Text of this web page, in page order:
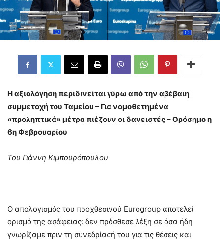
Η αξιολόγηση περιδινείται γύρω από την αβέβαιη
συμμετοχή του Ταμείου – Για νομοθετημένα
«προληπτικά» μέτρα πιέζουν οι δανειστές – Ορόσημο η
6η Φεβρουαρίου
Του Γιάννη Κιμπουρόπουλου
Ο απολογισμός του προχθεσινού Eurogroup αποτελεί
ορισμό της ασάφειας: δεν πρόσθεσε λέξη σε όσα ήδη
γνωρίζαμε πριν τη συνεδρίασή του για τις θέσεις και